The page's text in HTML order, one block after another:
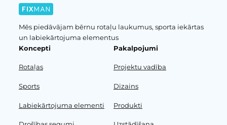
Mēs piedāvājam bērnu rotaļu laukumus, sporta iekārtas
un labiekārtojuma elementus
Koncepti
Rotaļas
Sports
Labiekārtojuma elementi
Pakalpojumi
Projektu vadība
Dizains
Produkti